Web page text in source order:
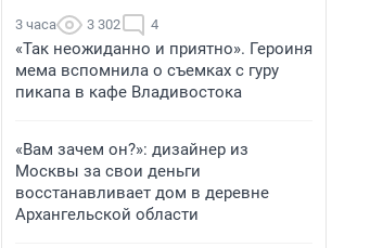
3 часа 3 302 4
«Так неожиданно и приятно». Героиня
мема вспомнила о съемках с гуру
пикапа в кафе Владивостока
«Вам зачем он?»: дизайнер из
Москвы за свои деньги
восстанавливает дом в деревне
Архангельской области